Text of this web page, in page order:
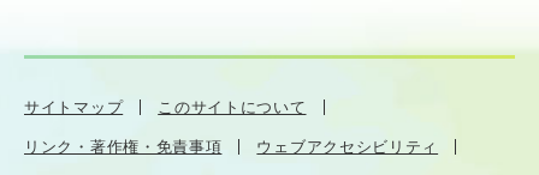
サイトマップ このサイトについて
リンク・著作権・免責事項 ウェブアクセシビリティ